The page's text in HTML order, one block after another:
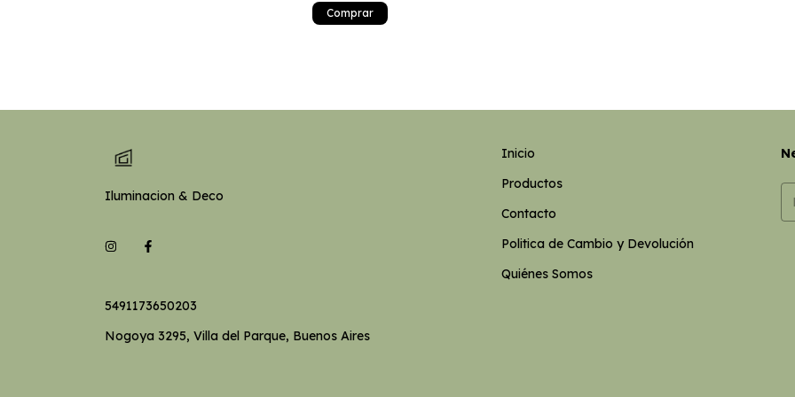
Comprar
Iluminacion & Deco
5491173650203
Nogoya 3295, Villa del Parque, Buenos Aires
Inicio
Productos
Contacto
Politica de Cambio y Devolución
Quiénes Somos